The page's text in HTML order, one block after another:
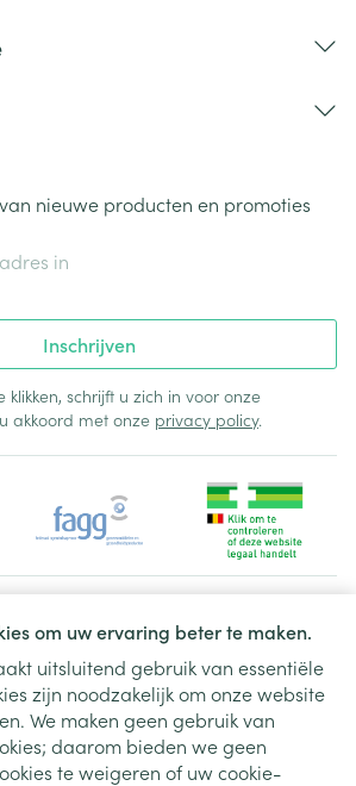
om uw ervaring beter te maken.
uitsluitend gebruik van essentiële
zijn noodzakelijk om onze website
We maken geen gebruik van
daarom bieden we geen
te weigeren of uw cookie-
nieuwe producten en promoties
Inschrijven
klikken, schrijft u zich in voor onze
akkoord met onze privacy policy.